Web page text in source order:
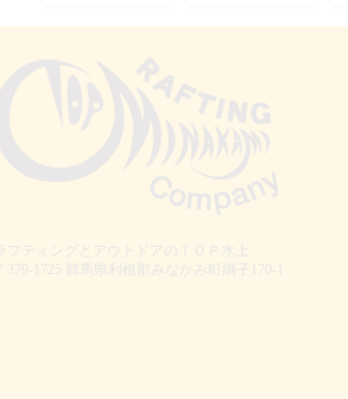
ラフティングとアウトドアのＴＯＰ水上
〒379-1725
群馬県利根郡みなかみ町綱子170-1